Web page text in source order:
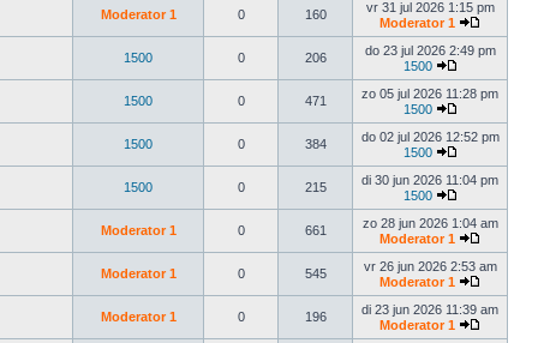
Moderator 1 0 160
vr 31 jul 2026 1:15 pm
Moderator 1
1500 0 206
do 23 jul 2026 2:49 pm
1500
1500 0 471
zo 05 jul 2026 11:28 pm
1500
1500 0 384
do 02 jul 2026 12:52 pm
1500
1500 0 215
di 30 jun 2026 11:04 pm
1500
Moderator 1 0 661
zo 28 jun 2026 1:04 am
Moderator 1
Moderator 1 0 545
vr 26 jun 2026 2:53 am
Moderator 1
Moderator 1 0 196
di 23 jun 2026 11:39 am
Moderator 1